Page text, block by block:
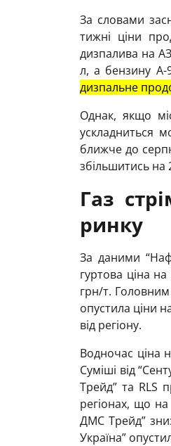
За словами
тижні ціни
дизпалива на
л, а бензину
дизпальне
Однак, якщо
ускладниться
ближче до
збільшитись на
Газ
ринку
За даними
гуртова ціна
грн/т.
опустила ціни
від регіону.
Водночас ціна
Суміші від
Трейд” та RLS
регіонах, що
ДМС Трейд”
Україна”